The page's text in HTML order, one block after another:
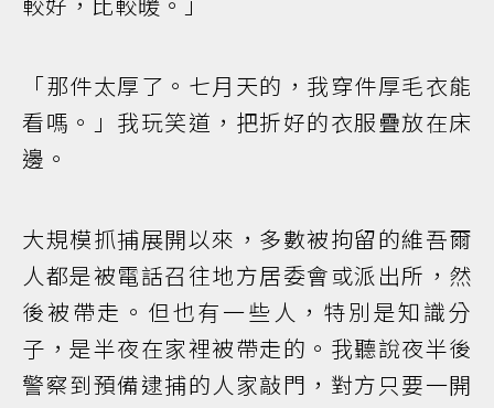
「那件太厚了。七月天的，我穿件厚毛衣能
看嗎。」我玩笑道，把折好的衣服疊放在床
邊。
大規模抓捕展開以來，多數被拘留的維吾爾
人都是被電話召往地方居委會或派出所，然
後被帶走。但也有一些人，特別是知識分
子，是半夜在家裡被帶走的。我聽說夜半後
警察到預備逮捕的人家敲門，對方只要一開